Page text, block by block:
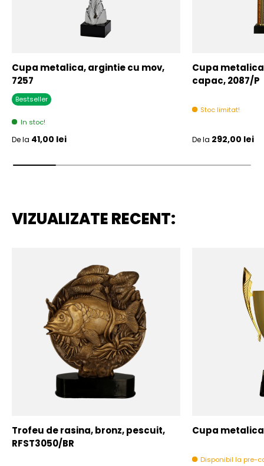
Cupa metalica, argintie cu mov,
7257
Bestseller
In stoc!
Pret initial
De la 41,00 lei
Cupa
capac, 2087/P
Stoc limitat!
Pret initial
De la 292,00 lei
VIZUALIZATE RECENT:
Trofeu de rasina, bronz, pescuit,
RFST3050/BR
Cupa
Disponibil la pre-